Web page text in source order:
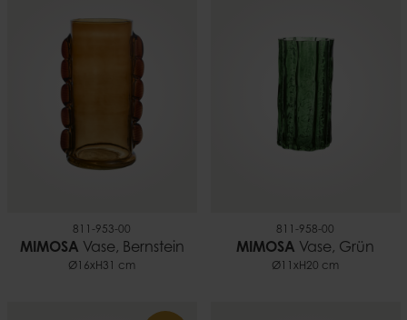
811-953-00
MIMOSA Vase, Bernstein
Ø16xH31 cm
811-958-00
MIMOSA Vase, Grün
Ø11xH20 cm